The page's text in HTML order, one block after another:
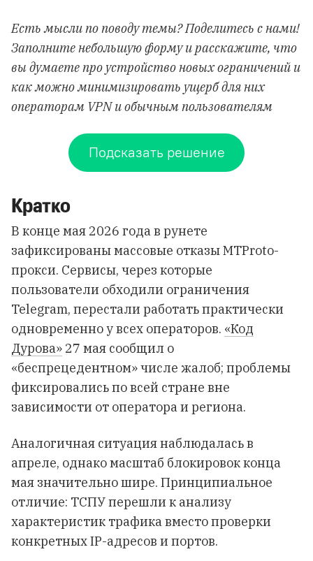
Есть мысли по поводу темы? Поделитесь с нами!
Заполните небольшую форму и расскажите, что
вы думаете про устройство новых ограничений и
как можно минимизировать ущерб для них
операторам VPN и обычным пользователям
Подсказать решение
Кратко
В конце мая 2026 года в рунете
зафиксированы массовые отказы MTProto-
прокси. Сервисы, через которые
пользователи обходили ограничения
Telegram, перестали работать практически
одновременно у всех операторов. «Код
Дурова» 27 мая сообщил о
«беспрецедентном» числе жалоб; проблемы
фиксировались по всей стране вне
зависимости от оператора и региона.
Аналогичная ситуация наблюдалась в
апреле, однако масштаб блокировок конца
мая значительно шире. Принципиальное
отличие: ТСПУ перешли к анализу
характеристик трафика вместо проверки
конкретных IP-адресов и портов.